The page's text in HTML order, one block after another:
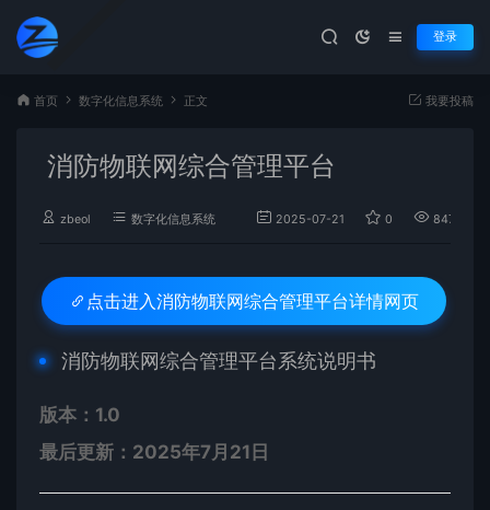
登录
首页 数字化信息系统 正文 我要投稿
消防物联网综合管理平台
zbeol 数字化信息系统 2025-07-21 0 847
点击进入 消防物联网综合管理平台详情网页
消防物联网综合管理平台系统说明书
​版本：1.0​
​最后更新：2025年7月21日​